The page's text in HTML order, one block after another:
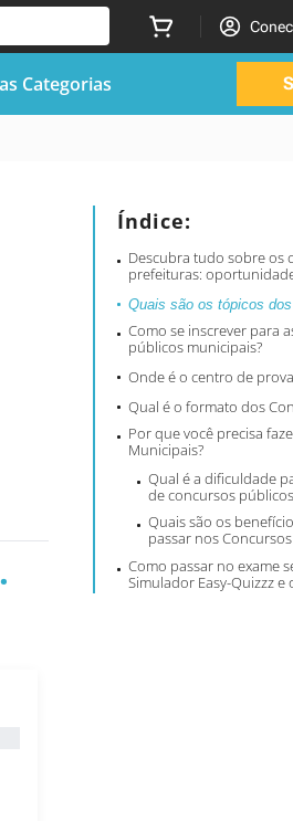
Categorias
Índice:
Descubra tudo sobre os
prefeituras:
Quais são os tópicos
Como se inscrever para
públicos municipais?
Onde é o centro de
Qual é o formato dos
Por que você precisa
Municipais?
Qual é a dificuldade
de concursos
Quais são os
passar nos
Como passar no exame
Simulador Easy-Quizzz